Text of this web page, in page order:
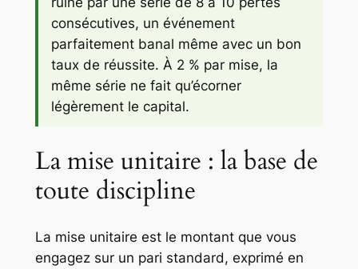
consécutives, un événement
parfaitement banal même avec un bon
taux de réussite. À 2 % par mise, la
même série ne fait qu’écorner
légèrement le capital.
La mise unitaire : la base de
toute discipline
La mise unitaire est le montant que vous
engagez sur un pari standard, exprimé en